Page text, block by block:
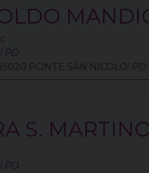
PD
PONTE SAN NICOLO' PD
S.
PD